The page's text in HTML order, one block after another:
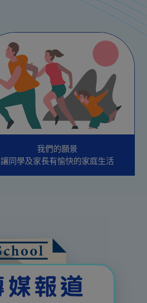
我們的願景
讓同學及家長有愉快的家庭生活